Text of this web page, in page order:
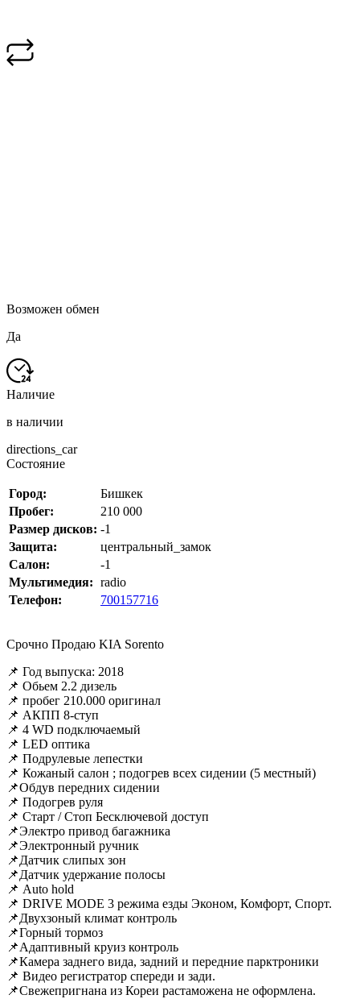
Возможен обмен
Да
Наличие
в наличии
directions_car
Состояние
Город:
Бишкек
Пробег:
210 000
Размер дисков: -1
Защита:
центральный_замок
Салон:
-1
Мультимедия: radio
Телефон:
700157716
Срочно Продаю KIA Sorento
📌 Год выпуска: 2018
📌 Обьем 2.2 дизель
📌 пробег 210.000 оригинал
📌 АКПП 8-ступ
📌 4 WD подключаемый
📌 LED оптика
📌 Подрулевые лепестки
📌 Кожаный салон ; подогрев всех сидении (5 местный)
📌Обдув передних сидении
📌 Подогрев руля
📌 Старт / Стоп Бесключевой доступ
📌Электро привод багажника
📌Электронный ручник
📌Датчик слипых зон
📌Датчик удержание полосы
📌 Auto hold
📌 DRIVE MODE 3 режима езды Эконом, Комфорт, Спорт.
📌Двухзоный климат контроль
📌Горный тормоз
📌Адаптивный круиз контроль
📌Камера заднего вида, задний и передние парктроники
📌 Видео регистратор спереди и зади.
📌Свежепригнана из Кореи растаможена не оформлена.